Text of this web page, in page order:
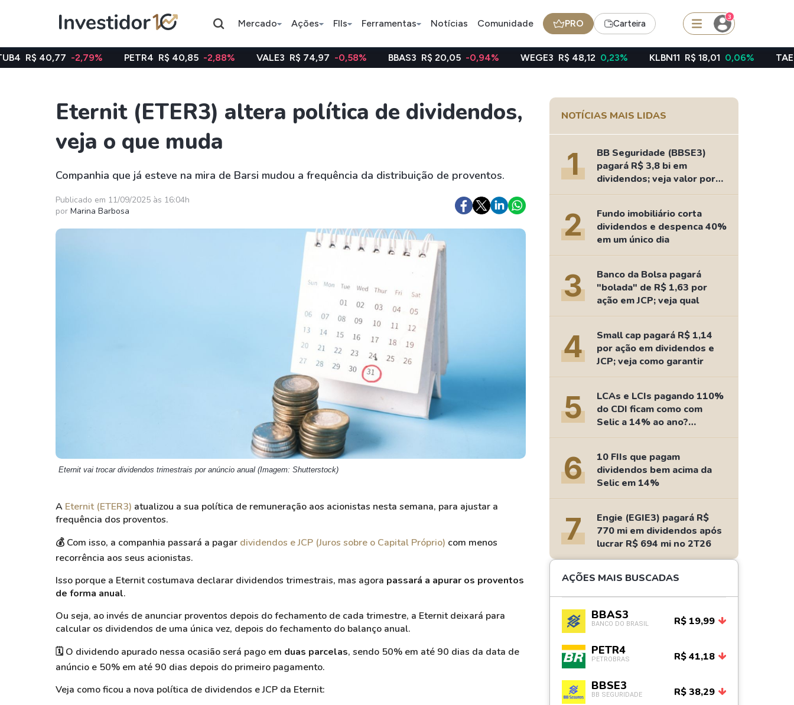
Mercado Ações FIIs Ferramentas Notícias Comunidade PRO Carteira
3
Assuntos do momento
Índice
Ibovespa
Ação
Petrobras Dividendos
Taesa
Itausa
RECR11
IVVB11
SMAL11
HASH11
GOLD11
XINA11
Ver todos
Apple
Amazon
Coca-Cola
Ver todos
Criptomoedas
Bitcoin
Ethereum
Ideias
Agenda de Dividendos
Radar do Dividendo Inteligente
As Ações Mais Buscadas
Guia do Iniciante
-2,79% PETR4 R$ 40,85 -2,88% VALE3 R$ 74,97 -0,58% BBAS3 R$ 20,05 -0,94% WEGE3 R$ 48,12 0,23% KLBN11 R$ 18,01 0,06% TAEE11 R$ 39,49
Eternit (ETER3) altera política de dividendos,
veja o que muda
Companhia que já esteve na mira de Barsi mudou a frequência da distribuição de proventos.
Publicado em 11/09/2025 às 16:04h
por Marina Barbosa
Eternit vai trocar dividendos trimestrais por anúncio anual (Imagem: Shutterstock)
A Eternit (ETER3) atualizou a sua política de remuneração aos acionistas nesta semana, para ajustar a
frequência dos proventos.
💰 Com isso, a companhia passará a pagar dividendos e JCP (Juros sobre o Capital Próprio) com menos
recorrência aos seus acionistas.
Isso porque a Eternit costumava declarar dividendos trimestrais, mas agora passará a apurar os proventos
de forma anual.
Ou seja, ao invés de anunciar proventos depois do fechamento de cada trimestre, a Eternit deixará para
calcular os dividendos de uma única vez, depois do fechamento do balanço anual.
🗓️ O dividendo apurado nessa ocasião será pago em duas parcelas, sendo 50% em até 90 dias da data de
anúncio e 50% em até 90 dias depois do primeiro pagamento.
Veja como ficou a nova política de dividendos e JCP da Eternit:
NOTÍCIAS MAIS LIDAS
1
BB Seguridade (BBSE3)
pagará R$ 3,8 bi em
dividendos; veja valor por
ação
2
Fundo imobiliário corta
dividendos e despenca 40%
em um único dia
3
Banco da Bolsa pagará
"bolada" de R$ 1,63 por
ação em JCP; veja qual
4
Small cap pagará R$ 1,14
por ação em dividendos e
JCP; veja como garantir
5
LCAs e LCIs pagando 110%
do CDI ficam como com
Selic a 14% ao ano?
Fizemos as contas
6
10 FIIs que pagam
dividendos bem acima da
Selic em 14%
7
Engie (EGIE3) pagará R$
770 mi em dividendos após
lucrar R$ 694 mi no 2T26
AÇÕES MAIS BUSCADAS
BBAS3
BANCO DO BRASIL R$ 19,99
PETR4
PETROBRAS R$ 41,18
BBSE3
BB SEGURIDADE R$ 38,29